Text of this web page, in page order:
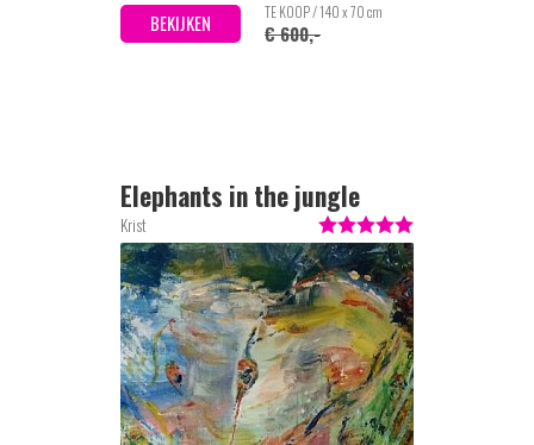
BEKIJKEN TE KOOP / 140 x 70 cm
€ 600,-
Elephants in the jungle
Krist